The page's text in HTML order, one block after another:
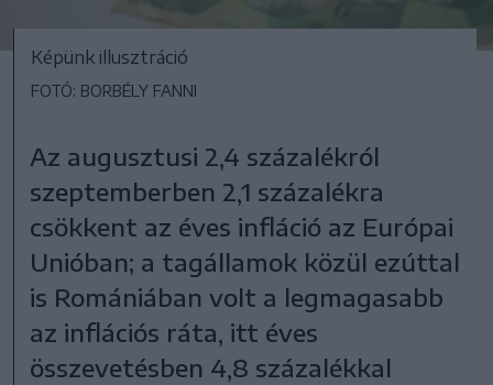
Képünk illusztráció
FOTÓ: BORBÉLY FANNI
Az augusztusi 2,4 százalékról
szeptemberben 2,1 százalékra
csökkent az éves infláció az Európai
Unióban; a tagállamok közül ezúttal
is Romániában volt a legmagasabb
az inflációs ráta, itt éves
összevetésben 4,8 százalékkal